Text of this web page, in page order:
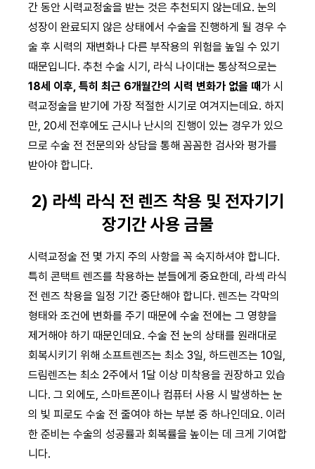
간 동안 시력교정술을 받는 것은 추천되지 않는데요. 눈의
성장이 완료되지 않은 상태에서 수술을 진행하게 될 경우 수
술 후 시력의 재변화나 다른 부작용의 위험을 높일 수 있기
때문입니다. 추천 수술 시기, 라식 나이대는 통상적으로는
18세 이후, 특히 최근 6개월간의 시력 변화가 없을 때가 시
력교정술을 받기에 가장 적절한 시기로 여겨지는데요. 하지
만, 20세 전후에도 근시나 난시의 진행이 있는 경우가 있으
므로 수술 전 전문의와 상담을 통해 꼼꼼한 검사와 평가를
받아야 합니다.
2) 라섹 라식 전 렌즈 착용 및 전자기기
장기간 사용 금물
시력교정술 전 몇 가지 주의 사항을 꼭 숙지하셔야 합니다.
특히 콘택트 렌즈를 착용하는 분들에게 중요한데, 라섹 라식
전 렌즈 착용을 일정 기간 중단해야 합니다. 렌즈는 각막의
형태와 조건에 변화를 주기 때문에 수술 전에는 그 영향을
제거해야 하기 때문인데요. 수술 전 눈의 상태를 원래대로
회복시키기 위해 소프트렌즈는 최소 3일, 하드렌즈는 10일,
드림렌즈는 최소 2주에서 1달 이상 미착용을 권장하고 있습
니다. 그 외에도, 스마트폰이나 컴퓨터 사용 시 발생하는 눈
의 빛 피로도 수술 전 줄여야 하는 부분 중 하나인데요. 이러
한 준비는 수술의 성공률과 회복률을 높이는 데 크게 기여합
니다.